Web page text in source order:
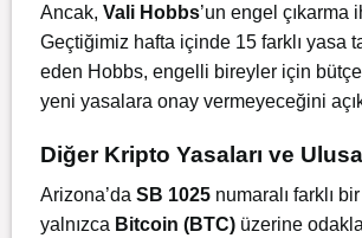
Ancak, Vali Hobbs’un engel çıkarma
Geçtiğimiz hafta içinde 15 farklı yasa
eden Hobbs, engelli bireyler için
yeni yasalara onay vermeyeceğini
Diğer Kripto Yasaları ve
Arizona’da SB 1025 numaralı farklı
yalnızca Bitcoin (BTC) üzerine